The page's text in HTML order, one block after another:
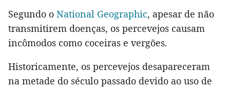
Segundo o National Geographic, apesar de não
transmitirem doenças, os percevejos causam
incômodos como coceiras e vergões.
Historicamente, os percevejos desapareceram
na metade do século passado devido ao uso de